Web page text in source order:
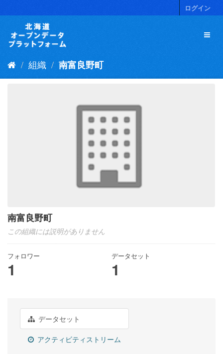
キ
ログイン
組織 南富良野町
南富良野町
この組織には説明がありません
フォロワー
1
データセット
1
データセット
アクティビティストリーム